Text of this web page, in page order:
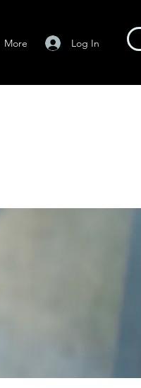
Log In
More